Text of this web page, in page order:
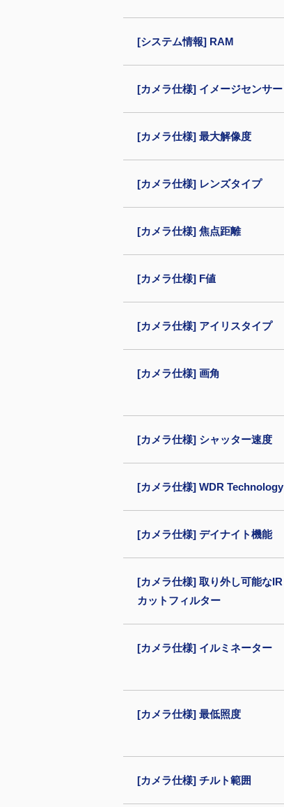
[システム情報] RAM
[カメラ仕様] イメージセンサー
[カメラ仕様] 最大解像度
[カメラ仕様] レンズタイプ
[カメラ仕様] 焦点距離
[カメラ仕様] F値
[カメラ仕様] アイリスタイプ
[カメラ仕様] 画角
[カメラ仕様] シャッター速度
[カメラ仕様] WDR Technology
[カメラ仕様] デイナイト機能
[カメラ仕様] 取り外し可能なIR
カットフィルター
[カメラ仕様] イルミネーター
[カメラ仕様] 最低照度
[カメラ仕様] チルト範囲